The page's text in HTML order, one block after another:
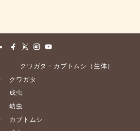
クワガタ・カブトムシ（生体）
クワガタ
成虫
幼虫
カブトムシ